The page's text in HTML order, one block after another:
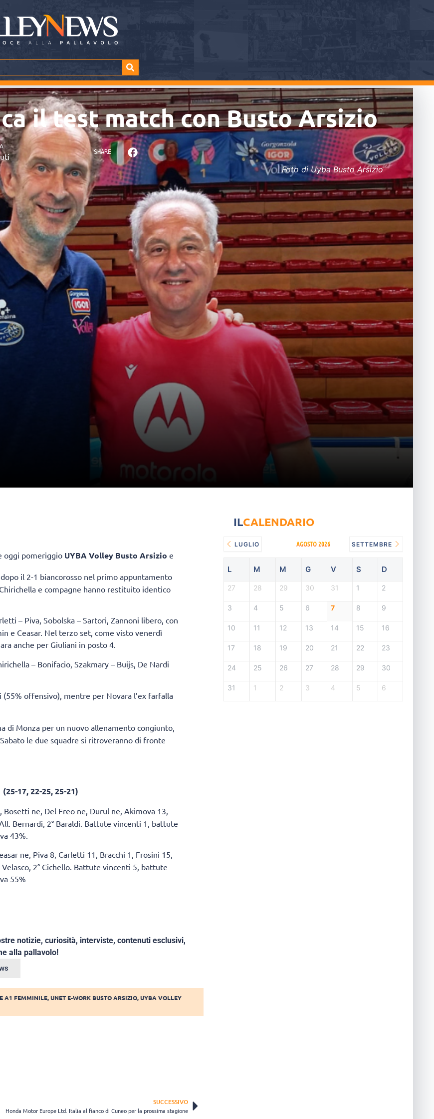
il test match con Busto Arsizio
SHARE
Foto di Uyba Busto Arsizio
oggi pomeriggio UYBA Volley Busto Arsizio e
il 2-1 biancorosso nel primo appuntamento
e compagne hanno restituito identico
– Piva, Sobolska – Sartori, Zannoni libero, con
e Ceasar. Nel terzo set, come visto venerdì
anche per Giuliani in posto 4.
– Bonifacio, Szakmary – Buijs, De Nardi
offensivo), mentre per Novara l’ex farfalla
di Monza per un nuovo allenamento congiunto,
le due squadre si ritroveranno di fronte
17, 22-25, 25-21)
Bosetti ne, Del Freo ne, Durul ne, Akimova 13,
Bernardi, 2° Baraldi. Battute vincenti 1, battute
43%.
ne, Piva 8, Carletti 11, Bracchi 1, Frosini 15,
2° Cichello. Battute vincenti 5, battute
55%
notizie, curiosità, interviste, contenuti esclusivi,
alla pallavolo!
A1 FEMMINILE,UNET E-WORK BUSTO ARSIZIO,UYBA VOLLEY
SUCCESSIVO
Honda Motor Europe Ltd. Italia al fianco di Cuneo per la prossima stagione
ILCALENDARIO
LUGLIO AGOSTO 2026 SETTEMBRE
L M M G V S D
27 28 29 30 31 1 2
3 4 5 6 7 8 9
10 11 12 13 14 15 16
17 18 19 20 21 22 23
24 25 26 27 28 29 30
31 1 2 3 4 5 6